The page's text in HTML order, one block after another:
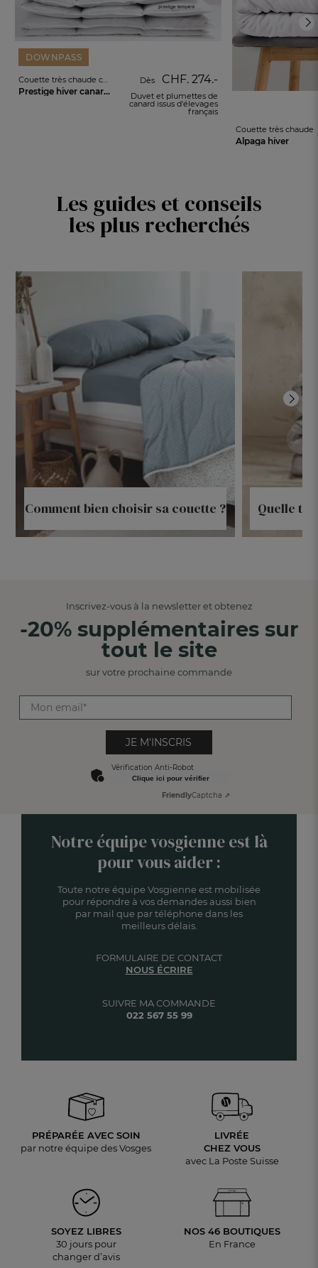
DOWNPASS
Couette très chaude canard argenté
Prestige hiver canard argenté
Dès CHF. 274.-
Duvet et plumettes de
canard issus d'élevages
français
Couette très chaude
Alpaga hiver
Les guides et conseils
les plus recherchés
Comment bien choisir sa couette ? Quelle
Inscrivez-vous à la newsletter et obtenez
-20% supplémentaires sur
tout le site
sur votre prochaine commande
JE M'INSCRIS
Vérification Anti-Robot
Clique ici pour vérifier
FriendlyCaptcha ⇗
Notre équipe vosgienne est là
pour vous aider :
Toute notre équipe Vosgienne est mobilisée
pour répondre à vos demandes aussi bien
par mail que par téléphone dans les
meilleurs délais.
SUIVRE MA COMMANDE
022 567 55 99
FORMULAIRE DE CONTACT
NOUS ÉCRIRE
PRÉPARÉE AVEC SOIN
par notre équipe des Vosges
LIVRÉE
CHEZ VOUS
avec La Poste Suisse
SOYEZ LIBRES
30 jours pour
changer d’avis
NOS 46 BOUTIQUES
En France